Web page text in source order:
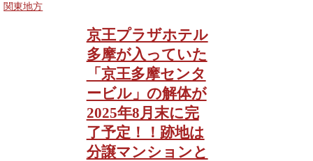
関東地方
京王プラザホテル
多摩が入っていた
「京王多摩センタ
ービル」の解体が
2025年8月末に完
了予定！！跡地は
分譲マンションと